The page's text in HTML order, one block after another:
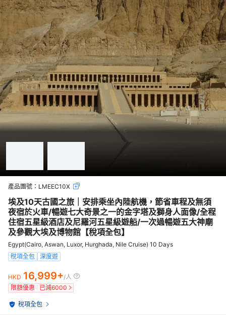
產品團號： LMEEC10X
埃及10天古國之旅｜安排乘坐內陸航機，節省車程及無須
夜宿於火車/暢遊七大奇景之一的金字塔及獅身人面像/全程
住宿五星級酒店及尼羅河五星級遊船/一次過暢遊五大神廟
及參觀大埃及博物館【稅項全包】
Egypt(Cairo, Aswan, Luxor, Hurghada, Nile Cruise) 10 Days
稅項全包
深度遊
HKD 16,999+/人
限額優惠
已減6000
稅項全包